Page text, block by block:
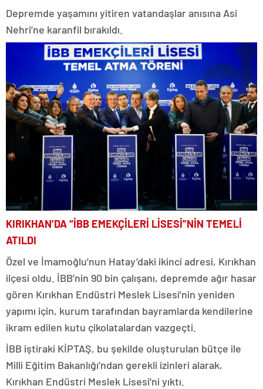
Depremde yaşamını yitiren vatandaşlar anısına Asi
Nehri’ne karanfil bırakıldı.
KIRIKHAN’DA “İBB EMEKÇİLERİ LİSESİ”NİN TEMELİ
ATILDI
Özel ve İmamoğlu’nun Hatay’daki ikinci adresi, Kırıkhan
ilçesi oldu. İBB’nin 90 bin çalışanı, depremde ağır hasar
gören Kırıkhan Endüstri Meslek Lisesi’nin yeniden
yapımı için, kurum tarafından bayramlarda kendilerine
ikram edilen kutu çikolatalardan vazgeçti.
İBB iştiraki KİPTAŞ, bu şekilde oluşturulan bütçe ile
Milli Eğitim Bakanlığı’ndan gerekli izinleri alarak,
Kırıkhan Endüstri Meslek Lisesi’ni yıktı.